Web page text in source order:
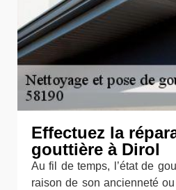
Effectuez la
gouttière à Dirol
Au fil de temps, l’état de
raison de son ancienneté